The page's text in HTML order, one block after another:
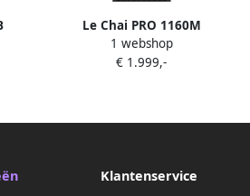
Le Chai PRO 1160M
Wijnkoelkast met 1
temperatuurzone 116
1 webshop
€ 1.999,-
Klantenservice